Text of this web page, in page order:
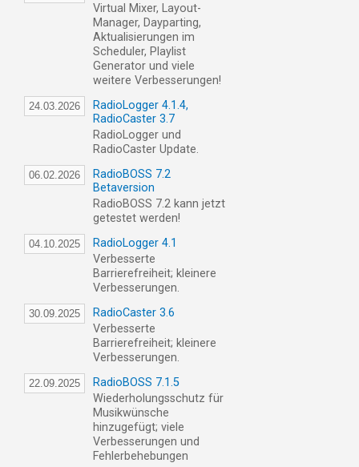
Virtual Mixer, Layout-
Manager, Dayparting,
Aktualisierungen im
Scheduler, Playlist
Generator und viele
weitere Verbesserungen!
24.03.2026
RadioLogger 4.1.4,
RadioCaster 3.7
RadioLogger und
RadioCaster Update.
06.02.2026
RadioBOSS 7.2
Betaversion
RadioBOSS 7.2 kann jetzt
getestet werden!
04.10.2025
RadioLogger 4.1
Verbesserte
Barrierefreiheit; kleinere
Verbesserungen.
30.09.2025
RadioCaster 3.6
Verbesserte
Barrierefreiheit; kleinere
Verbesserungen.
22.09.2025
RadioBOSS 7.1.5
Wiederholungsschutz für
Musikwünsche
hinzugefügt; viele
Verbesserungen und
Fehlerbehebungen